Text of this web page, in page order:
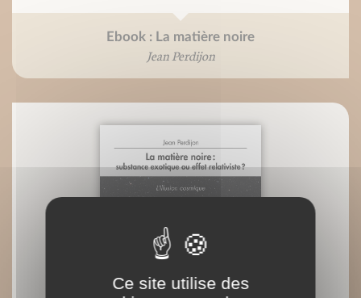
Ebook : La matière noire
Jean Perdijon
Ce site utilise des